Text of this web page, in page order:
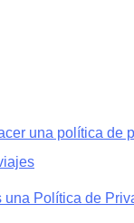
una política de
una Política de